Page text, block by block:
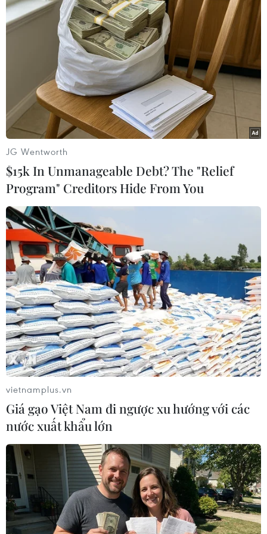
Nga tuyên bố sẵn sàng hợp tác với Ba Lan
điều tra vụ UAV xâm nhập lãnh thổ
13/09/2025 00:03
Đại diện thường trực Nga tại Liên hợp quốc Vassily
Nebenzia cho biết phía Ba Lan đã thừa nhận khả năng
các UAV có thể xuất phát từ lãnh thổ Ukraine và nhấn
mạnh Ba Lan “đã vội vàng đổ lỗi cho Nga."
JG Wentworth
$15k In Unmanageable Debt? The "Relief
Program" Creditors Hide From You
vietnamplus.vn
Giá gạo Việt Nam đi ngược xu hướng với các
nước xuất khẩu lớn